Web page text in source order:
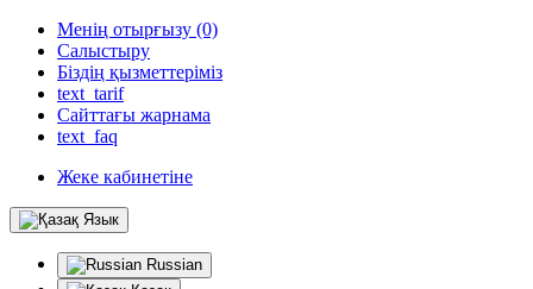
Менің отырғызу (0)
Салыстыру
Біздің қызметтеріміз
text_tarif
Сайттағы жарнама
text_faq
Жеке кабинетіне
Язык
Russian